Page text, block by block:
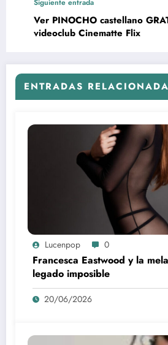
Siguiente entrada
Ver PINOCHO castellano
videoclub Cinematte Flix
ENTRADAS
Lucenpop 0
Francesca Eastwood y la
legado imposible
20/06/2026